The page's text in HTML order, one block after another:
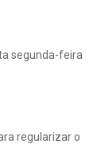
segunda-feira
regularizar o